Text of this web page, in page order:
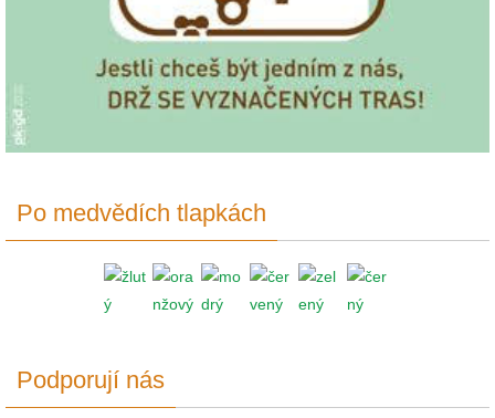
Po medvědích tlapkách
Podporují nás